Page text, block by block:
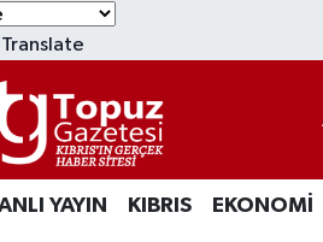
Translate
YAYIN KIBRIS EKONOMİ
Eczaneler
Durumu
Yoğunluk Haritası